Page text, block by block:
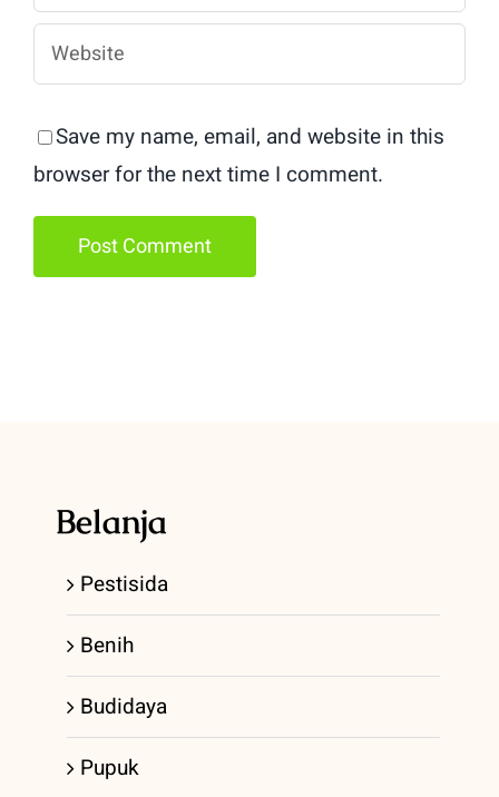
Save my name, email, and website in this
browser for the next time I comment.
Belanja
Pestisida
Benih
Budidaya
Pupuk